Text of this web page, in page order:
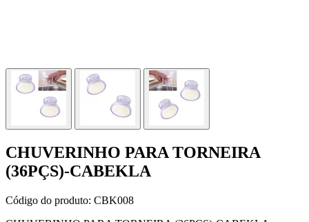
CHUVERINHO PARA TORNEIRA
(36PÇS)-CABEKLA
Código do produto: CBK008